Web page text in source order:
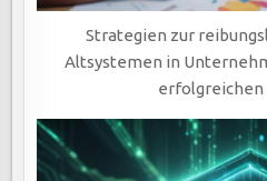
Strategien zur
Altsystemen in
erfolgreichen